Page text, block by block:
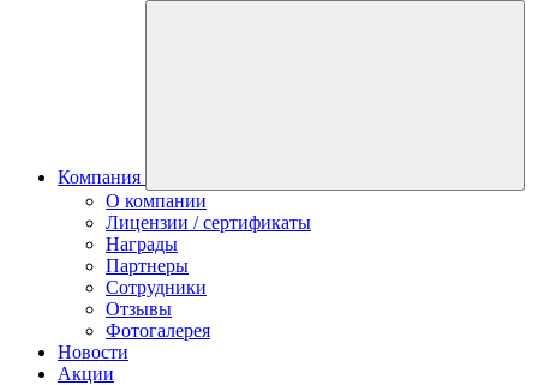
Компания
О компании
Лицензии / сертификаты
Награды
Партнеры
Сотрудники
Отзывы
Фотогалерея
Новости
Акции